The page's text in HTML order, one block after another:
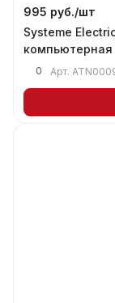
995 руб./шт
Systeme
компьютерная
0 Арт.